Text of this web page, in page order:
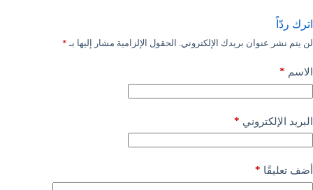
اترك ردّاً
لن يتم نشر عنوان بريدك الإلكتروني. الحقول الإلزامية مشار إليها بـ *
الاسم *
البريد الإلكتروني *
أضف تعليقًا *